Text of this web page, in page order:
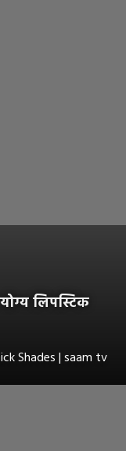
लिपस्टिक
Shades | saam tv